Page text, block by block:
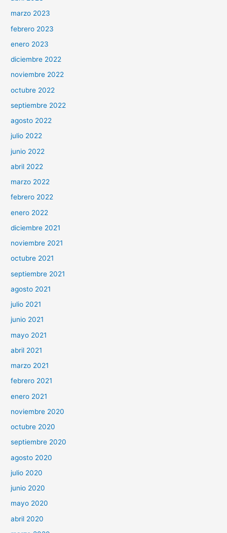
marzo 2023
febrero 2023
enero 2023
diciembre 2022
noviembre 2022
octubre 2022
septiembre 2022
agosto 2022
julio 2022
junio 2022
abril 2022
marzo 2022
febrero 2022
enero 2022
diciembre 2021
noviembre 2021
octubre 2021
septiembre 2021
agosto 2021
julio 2021
junio 2021
mayo 2021
abril 2021
marzo 2021
febrero 2021
enero 2021
noviembre 2020
octubre 2020
septiembre 2020
agosto 2020
julio 2020
junio 2020
mayo 2020
abril 2020